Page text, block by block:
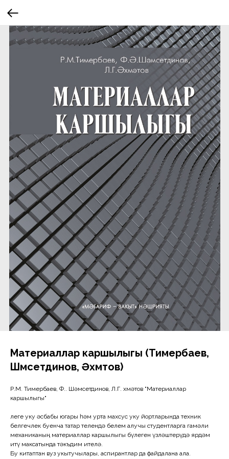
Материаллар каршылыгы (Тимербаев,
Шәмсетдинов, Әхмәтов)
Р.М. Тимербаев, Ф.Ә. Шәмсетдинов, Л.Г. Әхмәтов "Материаллар
каршылыгы"
Әлеге уку әсбабы югары һәм урта махсус уку йортларында техник
белгечлек буенча татар телендә белем алучы студентларга гамәли
механиканың материаллар каршылыгы бүлеген үзләштерүдә ярдәм
итү максатында тәкъдим ителә.
Бу китаптан вуз укытучылары, аспирантлар да файдалана ала.